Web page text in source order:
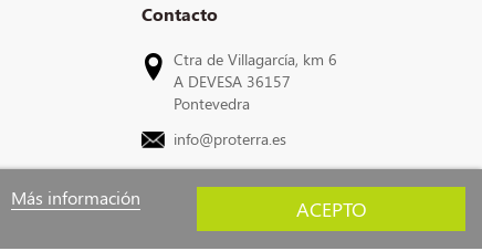
Contacto
Ctra de Villagarcía, km 6
A DEVESA 36157
Pontevedra
info@proterra.es
Más información
ACEPTO